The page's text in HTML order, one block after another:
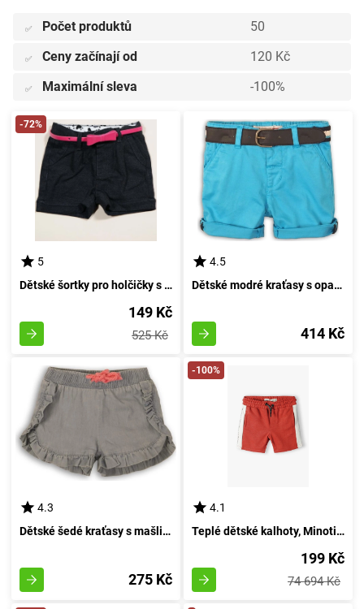
✅ Počet produktů 50
✅ Ceny začínají od 120 Kč
✅ Maximální sleva -100%
-72%
5
Dětské šortky pro holčičky s opaskem, Značka Sobe, Velikost 15KKCSRT292, Černá - Velikost 98 | Pro věk 3 roky
149 Kč
525 Kč
4.5
Dětské modré kraťasy s opaskem, Minoti, Sunset 6, velikost 98/104 | pro věk 3-4 let
414 Kč
4.3
Dětské šedé kraťasy s mašličkami, Minoti, Shell 5, velikost 92/98 | 2/3 roky
275 Kč
-100%
4.1
Teplé dětské kalhoty, Minoti, 13fleece 17, Chlapec - 98/104 | 3/4roky
199 Kč
74 694 Kč